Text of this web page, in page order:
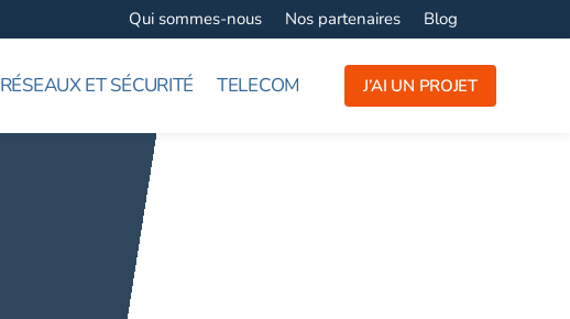
Qui sommes-nous Nos partenaires Blog
RÉSEAUX ET SÉCURITÉ TELECOM J’AI UN PROJET